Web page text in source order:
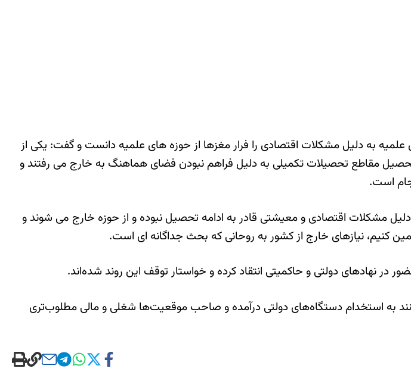
به دلیل مشکلات اقتصادی را فرار مغزها از حوزه های علمیه دانست و گفت: یکی از
مقاطع تحصیلات تکمیلی به دلیل فراهم نبودن فضای هماهنگ به خارج می رفتند و
است.
دلیل مشکلات اقتصادی و معیشتی قادر به ادامه تحصیل نبوده و از حوزه خارج می شوند و
کنیم، نیازهای خارج از کشور به روحانی که بحث جداگانه ای است.
در نهاد‌های دولتی و حاکمیتی انتقاد کرده و خواستار توقف این روند شده‌اند.
به استخدام دستگاه‌های دولتی درآمده و صاحب موقعیت‌ها شغلی و مالی مطلوب‌تری